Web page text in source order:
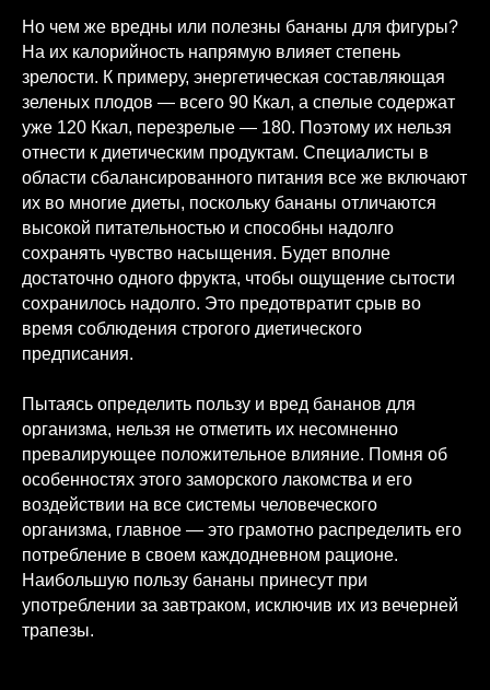
Но чем же вредны или полезны бананы для фигуры?
На их калорийность напрямую влияет степень
зрелости. К примеру, энергетическая составляющая
зеленых плодов — всего 90 Ккал, а спелые содержат
уже 120 Ккал, перезрелые — 180. Поэтому их нельзя
отнести к диетическим продуктам. Специалисты в
области сбалансированного питания все же включают
их во многие диеты, поскольку бананы отличаются
высокой питательностью и способны надолго
сохранять чувство насыщения. Будет вполне
достаточно одного фрукта, чтобы ощущение сытости
сохранилось надолго. Это предотвратит срыв во
время соблюдения строгого диетического
предписания.
Пытаясь определить пользу и вред бананов для
организма, нельзя не отметить их несомненно
превалирующее положительное влияние. Помня об
особенностях этого заморского лакомства и его
воздействии на все системы человеческого
организма, главное — это грамотно распределить его
потребление в своем каждодневном рационе.
Наибольшую пользу бананы принесут при
употреблении за завтраком, исключив их из вечерней
трапезы.